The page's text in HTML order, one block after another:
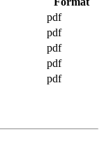
pdf
pdf
pdf
pdf
pdf